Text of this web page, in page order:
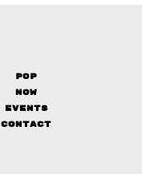
Pop
Now
Events
Contact